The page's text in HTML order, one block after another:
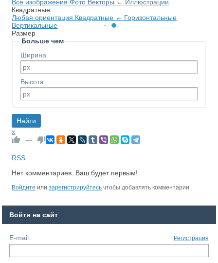
Все изображенияФото Векторы ← Иллюстрации
Квадратные
Любая ориентация Квадратные ← Горизонтальные
Вертикальные
Размер
Больше чем
Ширина
Высота
x
—
RSS
Нет комментариев. Ваш будет первым!
Войдите илизарегистрируйтесь чтобы добавлять комментарии
Войти на сайт
E-mail: Регистрация